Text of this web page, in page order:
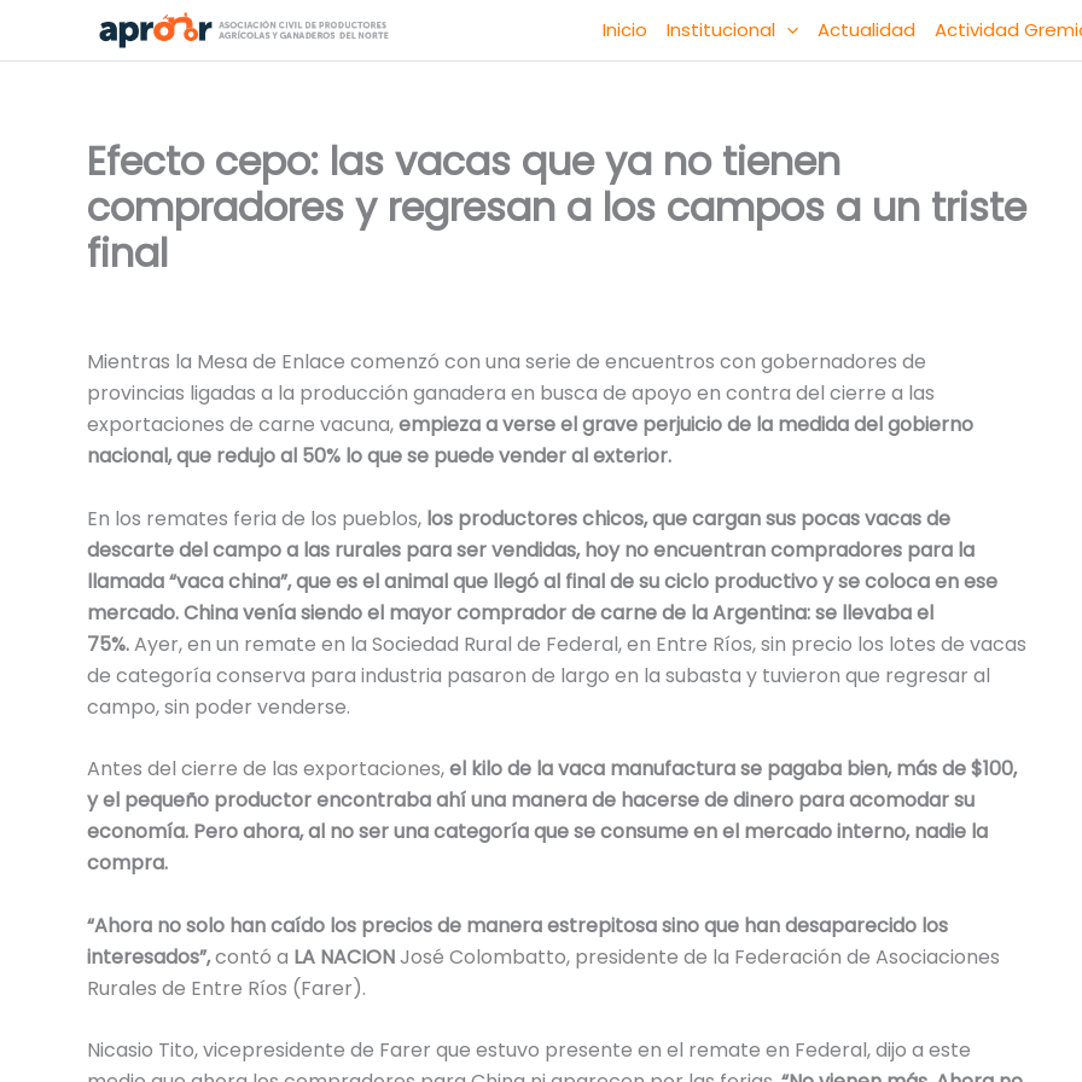
Inicio Institucional Actualidad Actividad
Efecto cepo: las vacas que ya no tienen
compradores y regresan a los campos a un triste
final
Mientras la Mesa de Enlace comenzó con una serie de encuentros con gobernadores de
provincias ligadas a la producción ganadera en busca de apoyo en contra del cierre a las
exportaciones de carne vacuna,empieza a verse el grave perjuicio de la medida del gobierno
nacional, que redujo al 50% lo que se puede vender al exterior.
En los remates feria de los pueblos, los productores chicos, que cargan sus pocas vacas de
descarte del campo a las rurales para ser vendidas, hoy no encuentran compradores para la
llamada “vaca china”, que es el animal que llegó al final de su ciclo productivo y se coloca en ese
mercado. China venía siendo el mayor comprador de carne de la Argentina: se llevaba el
75%.Ayer, en un remate en la Sociedad Rural de Federal, en Entre Ríos, sin precio los lotes de vacas
de categoría conserva para industria pasaron de largo en la subasta y tuvieron que regresar al
campo, sin poder venderse.
Antes del cierre de las exportaciones,el kilo de la vaca manufactura se pagaba bien, más de $100,
y el pequeño productor encontraba ahí una manera de hacerse de dinero para acomodar su
economía. Pero ahora, al no ser una categoría que se consume en el mercado interno, nadie la
compra.
“Ahora no solo han caído los precios de manera estrepitosa sino que han desaparecido los
interesados”,contó a LA NACIONJosé Colombatto, presidente de la Federación de Asociaciones
Rurales de Entre Ríos (Farer).
Nicasio Tito, vicepresidente de Farer que estuvo presente en el remate en Federal, dijo a este